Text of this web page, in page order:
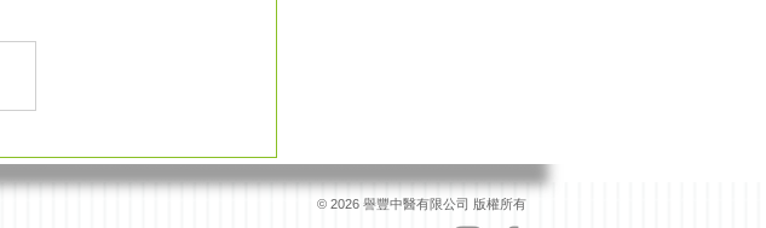
© 2026 譽豐中醫有限公司 版權所有